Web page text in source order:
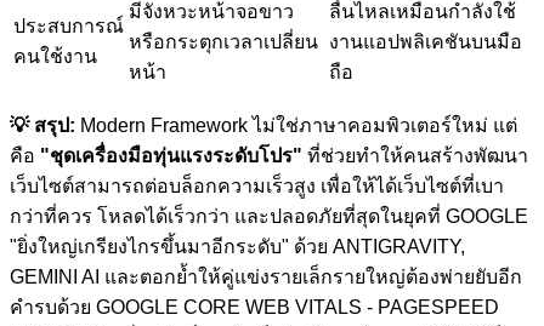
ประสบการณ์
คนใช้งาน
มีจังหวะหน้าจอขาว
หรือกระตุกเวลาเปลี่ยน
หน้า
ลื่นไหลเหมือนกำลังใช้
งานแอปพลิเคชันบนมือ
ถือ
💡 สรุป: Modern Framework ไม่ใช่ภาษาคอมพิวเตอร์ใหม่ แต่
คือ "ชุดเครื่องมือทุ่นแรงระดับโปร" ที่ช่วยทำให้คนสร้างพัฒนา
เว็บไซต์สามารถต่อบล็อกความเร็วสูง เพื่อให้ได้เว็บไซต์ที่เบา
กว่าที่ควร โหลดได้เร็วกว่า และปลอดภัยที่สุดในยุคที่ GOOGLE
"ยิ่งใหญ่เกรียงไกรขึ้นมาอีกระดับ" ด้วย ANTIGRAVITY,
GEMINI AI และตอกย้ำให้คู่แข่งรายเล็กรายใหญ่ต้องพ่ายยับอีก
คำรบด้วย GOOGLE CORE WEB VITALS - PAGESPEED